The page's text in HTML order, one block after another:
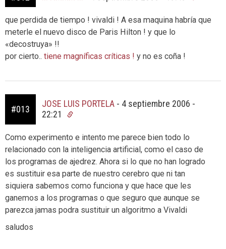
que perdida de tiempo ! vivaldi ! A esa maquina habría que
meterle el nuevo disco de Paris Hilton ! y que lo
«decostruya» !!
por cierto.. tiene magníficas críticas ! y no es coña !
#013
JOSE LUIS PORTELA - 4 septiembre 2006 -
22:21
Como experimento e intento me parece bien todo lo
relacionado con la inteligencia artificial, como el caso de
los programas de ajedrez. Ahora si lo que no han logrado
es sustituir esa parte de nuestro cerebro que ni tan
siquiera sabemos como funciona y que hace que les
ganemos a los programas o que seguro que aunque se
parezca jamas podra sustituir un algoritmo a Vivaldi
saludos